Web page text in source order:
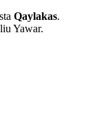
Qaylakas.
Yawar.